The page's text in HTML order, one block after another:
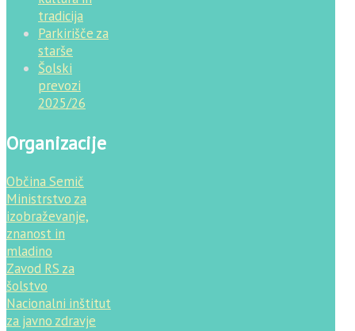
tradicija
Parkirišče za
starše
Šolski
prevozi
2025/26
Organizacije
Občina Semič
Ministrstvo za
izobraževanje,
znanost in
mladino
Zavod RS za
šolstvo
Nacionalni inštitut
za javno zdravje